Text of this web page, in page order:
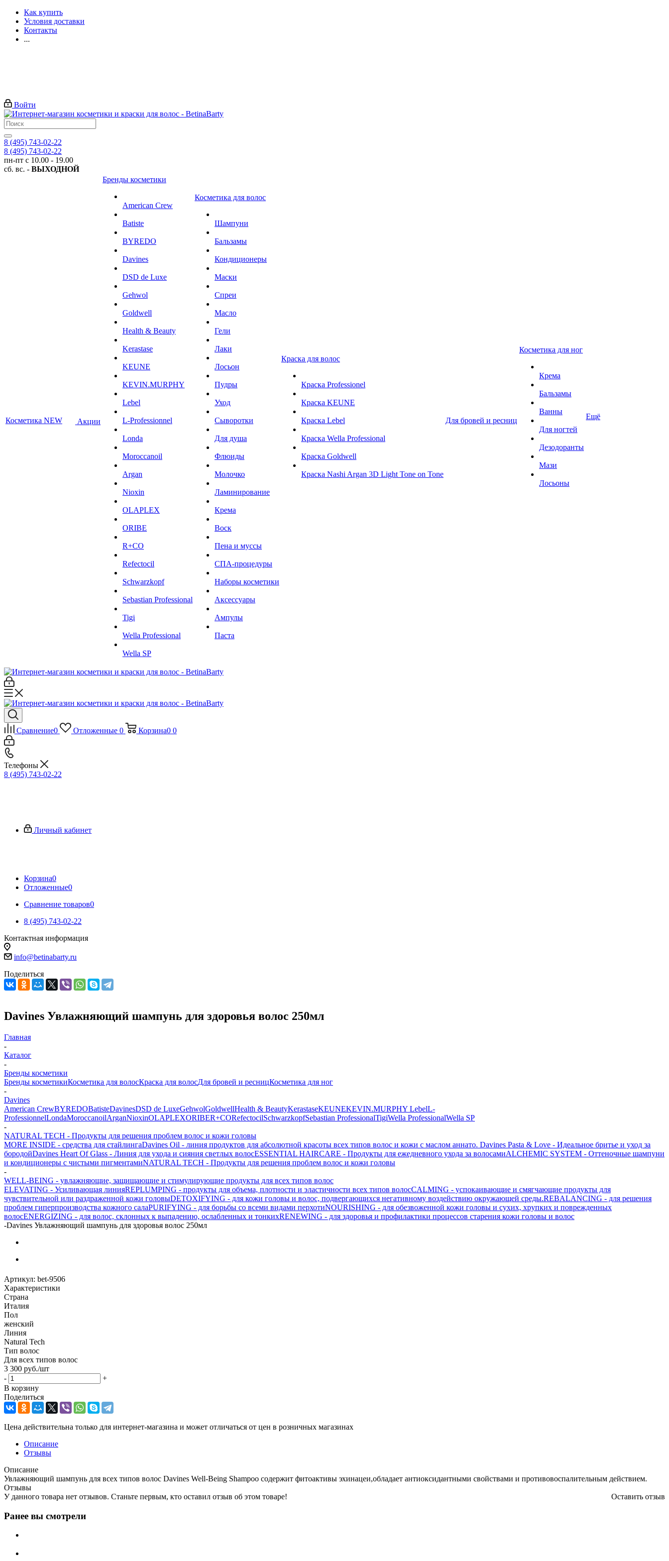
Как купить
Условия доставки
Контакты
...
Войти
8 (495) 743-02-22
8 (495) 743-02-22
пн-пт с 10.00 - 19.00
сб. вс. - ВЫХОДНОЙ
Косметика NEW Акции
Бренды косметики
American Crew
Batiste
BYREDO
Davines
DSD de Luxe
Gehwol
Goldwell
Health & Beauty
Kerastase
KEUNE
KEVIN.MURPHY
Lebel
L-Professionnel
Londa
Moroccanoil
Argan
Niохin
OLAPLEX
ORIBE
R+CO
Refectocil
Schwarzkopf
Sebastian Professional
Tigi
Wella Professional
Wella SP
Косметика для волос
Шампуни
Бальзамы
Кондиционеры
Маски
Спреи
Масло
Гели
Лаки
Лосьон
Пудры
Уход
Сыворотки
Для душа
Флюиды
Молочко
Ламинирование
Крема
Воск
Пена и муссы
СПА-процедуры
Наборы косметики
Аксессуары
Ампулы
Паста
Краска для волос
Краска Professionel
Краска KEUNE
Краска Lebel
Краска Wella Professional
Краска Goldwell
Краска Nashi Argan 3D Light Tone on Tone
Для бровей и ресниц
Косметика для ног
Крема
Бальзамы
Ванны
Для ногтей
Дезодоранты
Мази
Лосьоны
Ещё
Сравнение0 Отложенные 0 Корзина0 0
Телефоны
8 (495) 743-02-22
Личный кабинет
Корзина0
Отложенные0
Сравнение товаров0
8 (495) 743-02-22
Контактная информация
info@betinabarty.ru
Поделиться
Davines Увлажняющий шампунь для здоровья волос 250мл
Главная
-
Каталог
-
Бренды косметики
Бренды косметикиКосметика для волосКраска для волосДля бровей и ресницКосметика для ног
-
Davines
American CrewBYREDOBatisteDavinesDSD de LuxeGehwolGoldwellHealth & BeautyKerastaseKEUNEKEVIN.MURPHY LebelL-
ProfessionnelLondaMoroccanoilArganNiохinOLAPLEXORIBER+CORefectocilSchwarzkopfSebastian ProfessionalTigiWella ProfessionalWella SP
-
NATURAL TECH - Продукты для решения проблем волос и кожи головы
MORE INSIDE - средства для стайлингаDavines Oil - линия продуктов для абсолютной красоты всех типов волос и кожи с маслом аннато. Davines Pasta & Love - Идеальное бритье и уход за
бородойDavines Heart Of Glass - Линия для ухода и сияния светлых волосESSENTIAL HAIRCARE - Продукты для ежедневного ухода за волосамиALCHEMIC SYSTEM - Оттеночные шампуни
и кондиционеры с чистыми пигментамиNATURAL TECH - Продукты для решения проблем волос и кожи головы
-
WELL-BEING - увлажняющие, защищающие и стимулирующие продукты для всех типов волос
ELEVATING - Усиливающая линияREPLUMPING - продукты для объема, плотности и эластичности всех типов волосCALMING - успокаивающие и смягчающие продукты для
чувствительной или раздраженной кожи головыDETOXIFYING - для кожи головы и волос, подвергающихся негативному воздействию окружающей среды.REBALANCING - для решения
проблем гиперпроизводства кожного салаPURIFYING - для борьбы со всеми видами перхотиNOURISHING - для обезвоженной кожи головы и сухих, хрупких и поврежденных
волосENERGIZING - для волос, склонных к выпадению, ослабленных и тонкихRENEWING - для здоровья и профилактики процессов старения кожи головы и волос
-Davines Увлажняющий шампунь для здоровья волос 250мл
Артикул: bet-9506
Характеристики
Страна
Италия
Пол
женский
Линия
Natural Tech
Тип волос
Для всех типов волос
3 300 руб./шт
-
+
В корзину
Поделиться
Цена действительна только для интернет-магазина и может отличаться от цен в розничных магазинах
Описание
Отзывы
Описание
Увлажняющий шампунь для всех типов волос Davines Well-Being Shampoo содержит фитоактивы эхинацеи,обладает антиоксидантными свойствами и противовоспалительным действием.
Отзывы
Оставить отзыв
У данного товара нет отзывов. Станьте первым, кто оставил отзыв об этом товаре!
Ранее вы смотрели